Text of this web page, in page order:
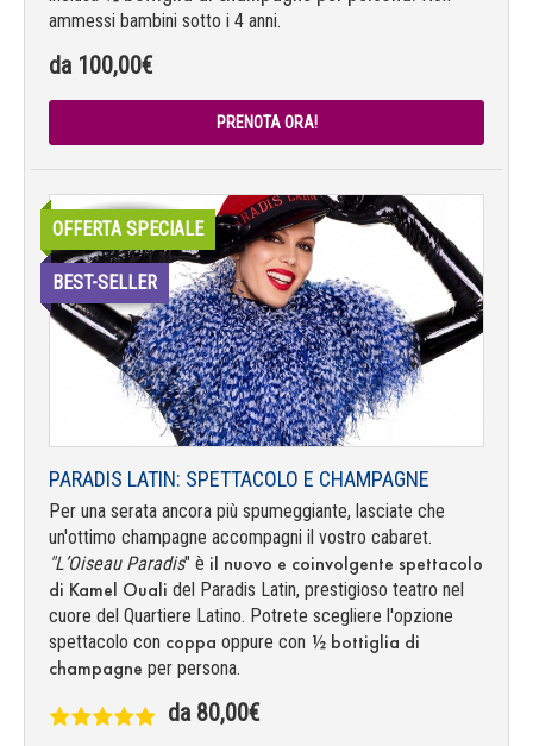
ammessi bambini sotto i 4 anni.
da 100,00€
PRENOTA ORA!
OFFERTA SPECIALE
BEST-SELLER
PARADIS LATIN: SPETTACOLO E CHAMPAGNE
Per una serata ancora più spumeggiante, lasciate che
un'ottimo champagne accompagni il vostro cabaret.
"L’Oiseau Paradis" è il nuovo e coinvolgente spettacolo
di Kamel Ouali del Paradis Latin, prestigioso teatro nel
cuore del Quartiere Latino. Potrete scegliere l'opzione
spettacolo con coppa oppure con ½ bottiglia di
champagne per persona.
da 80,00€